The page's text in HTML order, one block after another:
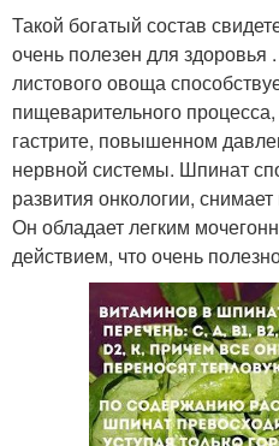
Такой богатый состав
очень полезен для здоровья
листового овоща
пищеварительного
гастрите, повышенном
нервной системы. Шпинат
развития онкологии,
Он обладает легким
действием, что очень